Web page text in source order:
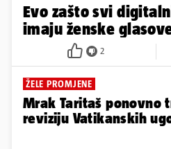
Evo zašto svi
imaju ženske
2
ŽELE PROMJENE
Mrak Taritaš ponovno
reviziju Vatikanskih